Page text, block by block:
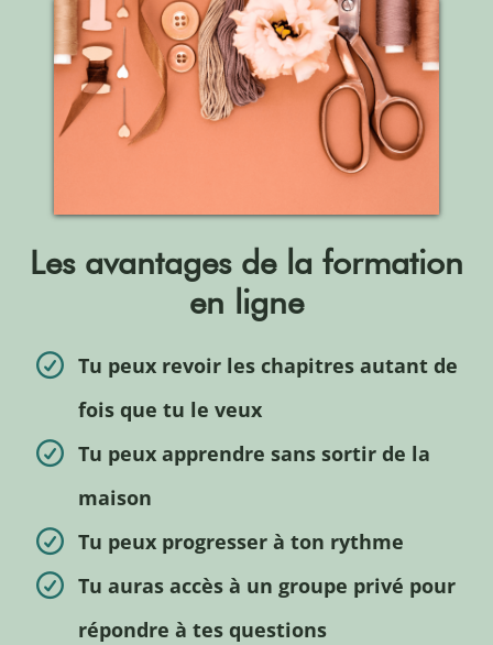
Les avantages de la formation
en ligne
Tu peux revoir les chapitres autant de
fois que tu le veux
Tu peux apprendre sans sortir de la
maison
Tu peux progresser à ton rythme
Tu auras accès à un groupe privé pour
répondre à tes questions